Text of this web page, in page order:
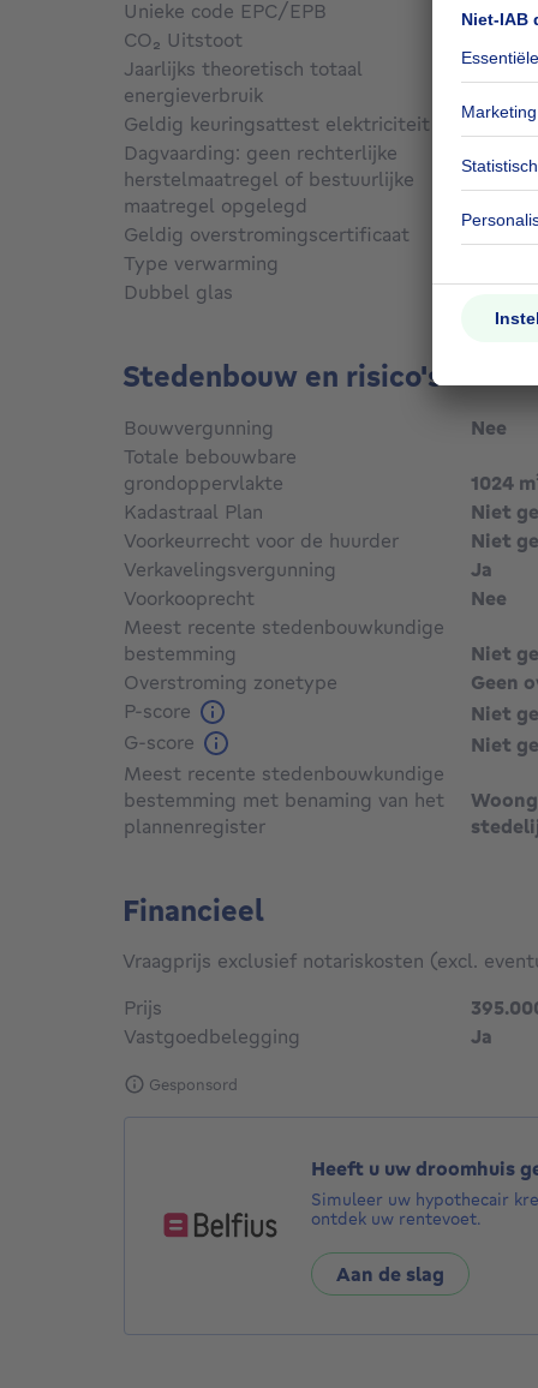
Unieke code EPC/EPB
CO₂ Uitstoot
Jaarlijks theoretisch totaal
energieverbruik
Geldig keuringsattest elektriciteit
Nee
Dagvaarding: geen rechterlijke
herstelmaatregel of bestuurlijke
maatregel opgelegd
Geldig overstromingscertificaat
Niet
Type verwarming
Dubbel glas
Ja
Stedenbouw en risico's
Bouwvergunning
Nee
Totale bebouwbare
grondoppervlakte
1024
Kadastraal Plan
Niet
Voorkeurrecht voor de huurder
Niet
Verkavelingsvergunning
Ja
Voorkooprecht
Nee
Meest recente stedenbouwkundige
bestemming
Niet
Overstroming zonetype
Geen
P-score
Niet
G-score
Niet
Meest recente stedenbouwkundige
bestemming met benaming van het
plannenregister
Financieel
Vraagprijs exclusief notariskosten (excl.
Prijs
Vastgoedbelegging
Ja
Gesponsord
Heeft u uw droomhuis
Simuleer uw hypothecair
ontdek uw rentevoet.
Aan de slag